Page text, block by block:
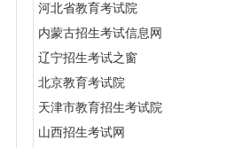
河北省教育考试院
内蒙古招生考试信息网
辽宁招生考试之窗
北京教育考试院
天津市教育招生考试院
山西招生考试网